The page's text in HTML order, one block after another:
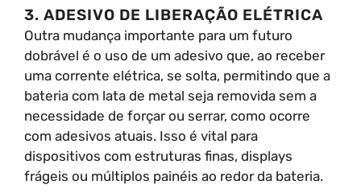
3. ADESIVO DE LIBERAÇÃO ELÉTRICA
Outra mudança importante para um futuro
dobrável é o uso de um adesivo que, ao receber
uma corrente elétrica, se solta, permitindo que a
bateria com lata de metal seja removida sem a
necessidade de forçar ou serrar, como ocorre
com adesivos atuais. Isso é vital para
dispositivos com estruturas finas, displays
frágeis ou múltiplos painéis ao redor da bateria.